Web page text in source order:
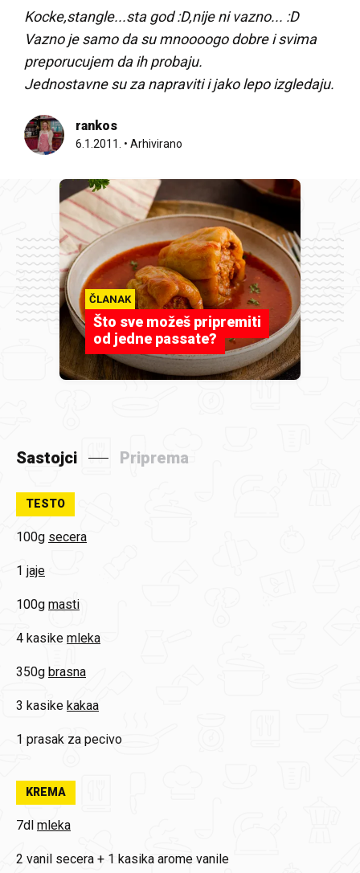
Kocke,stangle...sta god :D,nije ni vazno... :D
Vazno je samo da su mnoooogo dobre i svima
preporucujem da ih probaju.
Jednostavne su za napraviti i jako lepo izgledaju.
rankos
6.1.2011. • Arhivirano
ČLANAK
Što sve možeš pripremiti
od jedne passate?
Sastojci Priprema
TESTO
100g secera
1 jaje
100g masti
4 kasike mleka
350g brasna
3 kasike kakaa
1 prasak za pecivo
KREMA
7dl mleka
2 vanil secera + 1 kasika arome vanile